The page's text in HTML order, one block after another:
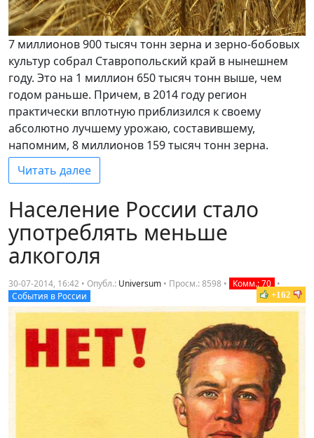
7 миллионов 900 тысяч тонн зерна и зерно-бобовых
культур собрал Ставропольский край в нынешнем
году. Это на 1 миллион 650 тысяч тонн выше, чем
годом раньше. Причем, в 2014 году регион
практически вплотную приблизился к своему
абсолютно лучшему урожаю, составившему,
напомним, 8 миллионов 159 тысяч тонн зерна.
Читать далее
Население России стало
употреблять меньше
алкоголя
30-07-2014, 16:42 • Опубл.: Universum • Просм.: 8598 • Комм.: 70 •
События в России
+162